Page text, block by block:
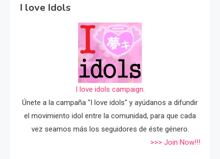
I love Idols
I love idols campaign.
Únete a la campaña "I love idols" y ayúdanos a difundir
el movimiento idol entre la comunidad, para que cada
vez seamos más los seguidores de éste género.
>>> Join Now!!!